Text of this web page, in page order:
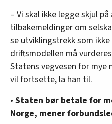
– Vi skal ikke legge skjul
tilbakemeldinger om
se utviklingstrekk som
driftsmodellen må
Statens vegvesen for mye
vil fortsette, la han til.
• Staten bør betale for
Norge, mener